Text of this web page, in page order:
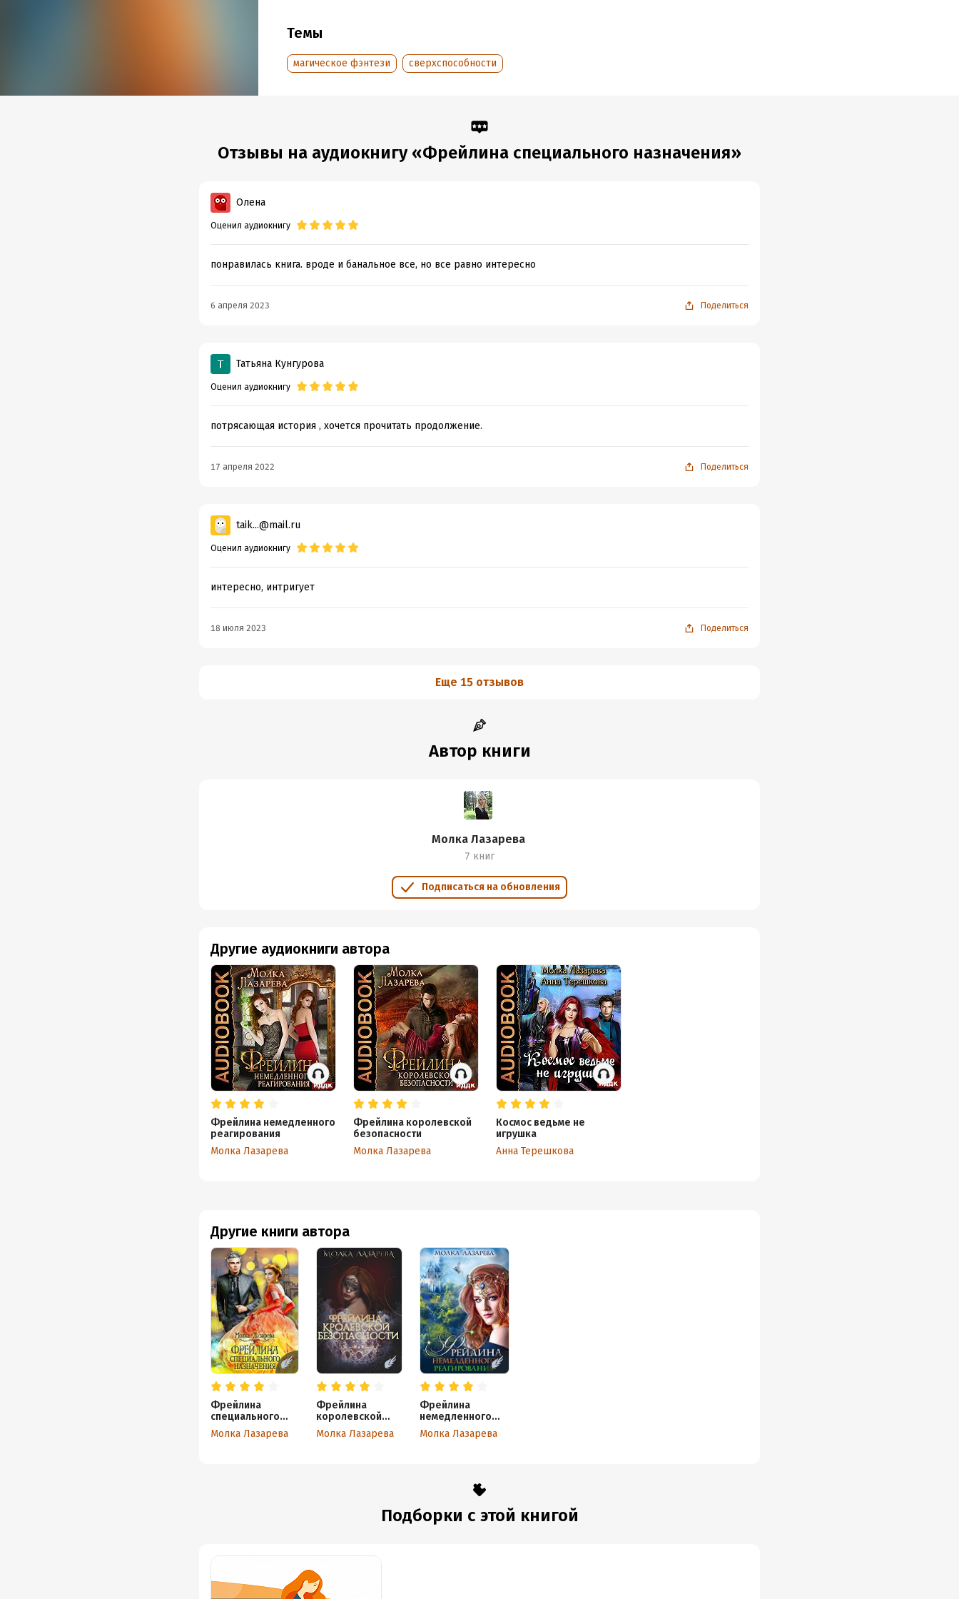
Подробная информация
Темы
магическое фэнтези сверхспособности
Отзывы на аудиокнигу «Фрейлина специального назначения»
Олена
Оценил аудиокнигу
понравилась книга. вроде и банальное все, но все равно интересно
6 апреля 2023 Поделиться
Татьяна Кунгурова
Оценил аудиокнигу
потрясающая история , хочется прочитать продолжение.
17 апреля 2022 Поделиться
taik...@mail.ru
Оценил аудиокнигу
интересно, интригует
18 июля 2023 Поделиться
Еще 15 отзывов
Автор книги
Молка Лазарева
7 книг
Подписаться на обновления
Другие книги автора
Фрейлина
специального
назначения
Молка Лазарева
Фрейлина
королевской
безопасности
Молка Лазарева
Фрейлина
немедленного
реагирования
Молка Лазарева
Другие аудиокниги автора
Фрейлина немедленного
реагирования
Молка Лазарева
Фрейлина королевской
безопасности
Молка Лазарева
Космос ведьме не
игрушка
Анна Терешкова
Подборки с этой книгой